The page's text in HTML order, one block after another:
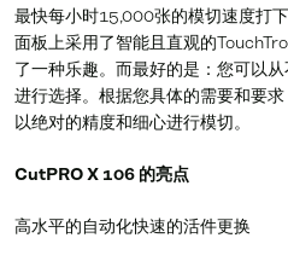
最快每小时15,000张的模切速度打
面板上采用了智能且直观的
了一种乐趣。而最好的是：您可以
进行选择。根据您具体的需要和要
以绝对的精度和细心进行模切。
CutPRO X 106 的亮点
高水平的自动化快速的活件更换